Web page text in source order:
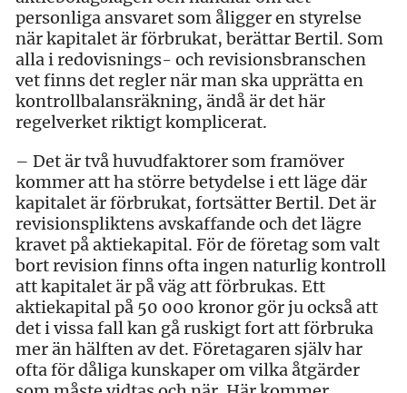
personliga ansvaret som åligger en styrelse
när kapitalet är förbrukat, berättar Bertil. Som
alla i redovisnings- och revisionsbranschen
vet finns det regler när man ska upprätta en
kontrollbalansräkning, ändå är det här
regelverket riktigt komplicerat.
– Det är två huvudfaktorer som framöver
kommer att ha större betydelse i ett läge där
kapitalet är förbrukat, fortsätter Bertil. Det är
revisionspliktens avskaffande och det lägre
kravet på aktiekapital. För de företag som valt
bort revision finns ofta ingen naturlig kontroll
att kapitalet är på väg att förbrukas. Ett
aktiekapital på 50 000 kronor gör ju också att
det i vissa fall kan gå ruskigt fort att förbruka
mer än hälften av det. Företagaren själv har
ofta för dåliga kunskaper om vilka åtgärder